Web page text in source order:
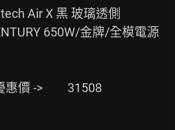
Air X 黑 玻璃透側